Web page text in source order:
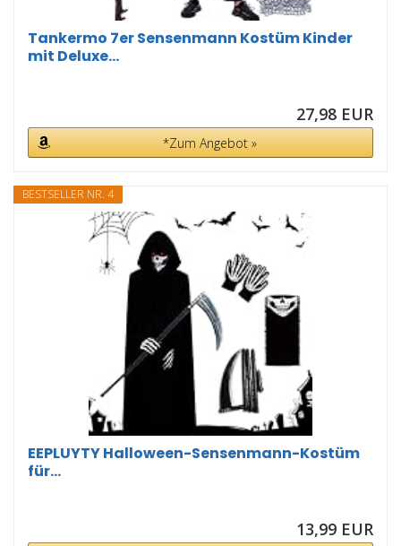
Tankermo 7er Sensenmann Kostüm Kinder
mit Deluxe...
27,98 EUR
*Zum Angebot »
BESTSELLER NR. 4
EEPLUYTY Halloween-Sensenmann-Kostüm
für...
13,99 EUR